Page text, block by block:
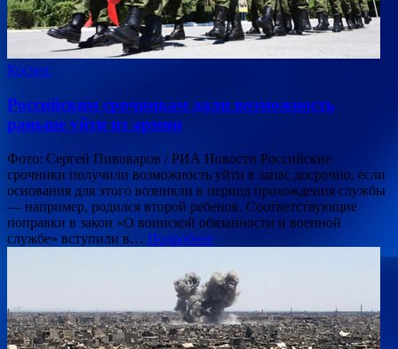
Космос
Российским срочникам дали возможность
раньше уйти из армии
Фото: Сергей Пивоваров / РИА Новости Российские
срочники получили возможность уйти в запас досрочно, если
основания для этого возникли в период прохождения службы
— например, родился второй ребенок. Соответствующие
поправки в закон «О воинской обязанности и военной
службе» вступили в… Подробнее